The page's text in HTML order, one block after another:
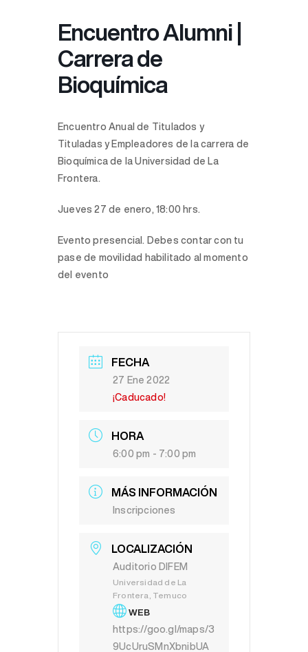
Encuentro Alumni |
Carrera de
Bioquímica
Encuentro Anual de Titulados y
Tituladas y Empleadores de la carrera de
Bioquímica de la Universidad de La
Frontera.
Jueves 27 de enero, 18:00 hrs.
Evento presencial. Debes contar con tu
pase de movilidad habilitado al momento
del evento
FECHA
27 Ene 2022
¡Caducado!
HORA
6:00 pm - 7:00 pm
MÁS INFORMACIÓN
Inscripciones
LOCALIZACIÓN
Auditorio DIFEM
Universidad de La
Frontera, Temuco
WEB
https://goo.gl/maps/3
9UcUruSMnXbnibUA